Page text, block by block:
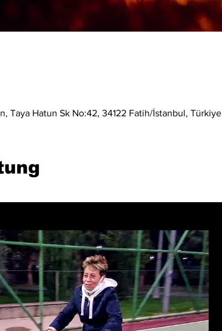
Taya Hatun Sk No:42, 34122 Fatih/İstanbul, Türkiye